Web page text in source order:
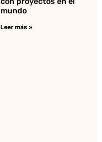
mundo
Leer más »